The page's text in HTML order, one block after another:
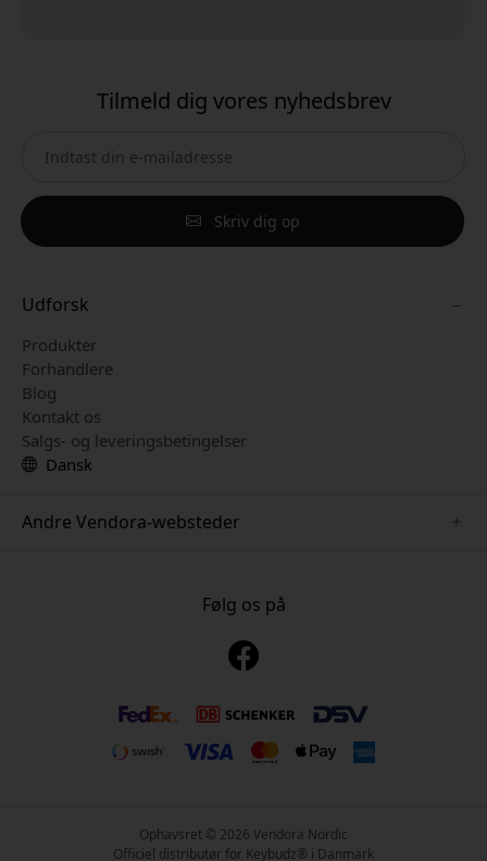
Tilmeld dig vores nyhedsbrev
Skriv dig op
Udforsk
Produkter
Forhandlere
Blog
Kontakt os
Salgs- og leveringsbetingelser
Dansk
Andre Vendora-websteder
www.myfirst.se
Følg os på
Ophavsret © 2026 Vendora Nordic
Officiel distributør for Keybudz® i Danmark